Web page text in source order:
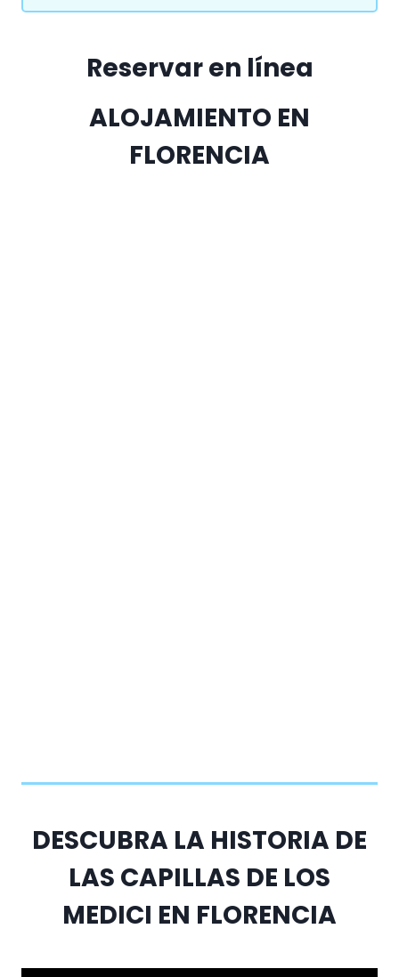
Reservar en línea
ALOJAMIENTO EN
FLORENCIA
DESCUBRA LA HISTORIA DE
LAS CAPILLAS DE LOS
MEDICI EN FLORENCIA